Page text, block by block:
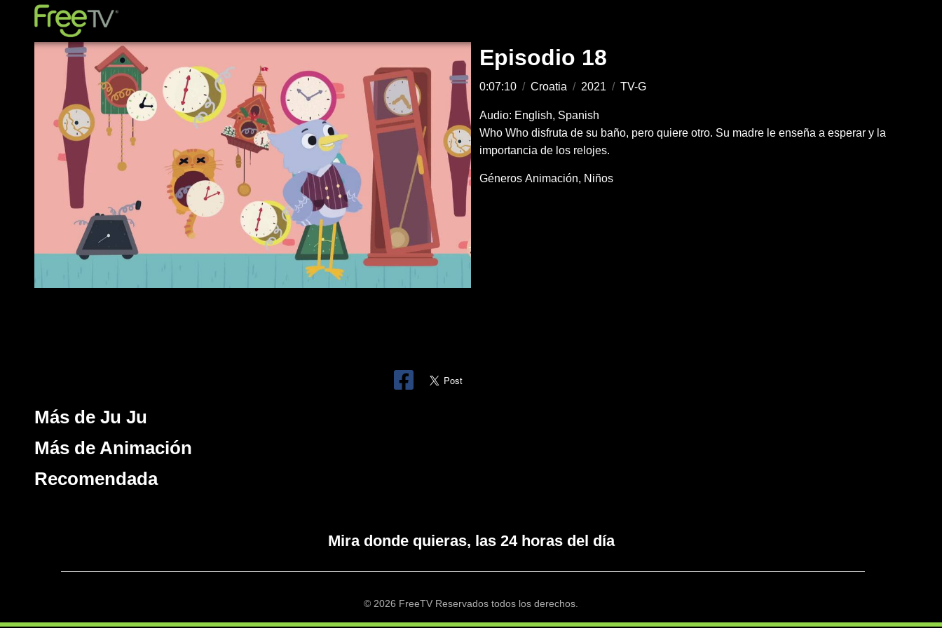
Episodio 18
0:07:10 / Croatia / 2021 / TV-G
Audio: English, Spanish
Who Who disfruta de su baño, pero quiere otro. Su madre le enseña a esperar y la
importancia de los relojes.
Géneros Animación Niños
Más de Ju Ju
Más de Animación
Recomendada
Mira donde quieras, las 24 horas del día
© 2026 FreeTV Reservados todos los derechos.